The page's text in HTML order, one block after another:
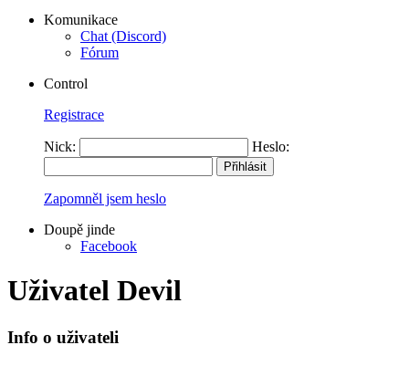
Komunikace
Chat (Discord)
Fórum
Control
Registrace
Nick: Heslo:
Zapomněl jsem heslo
Doupě jinde
Facebook
Uživatel Devil
Info o uživateli